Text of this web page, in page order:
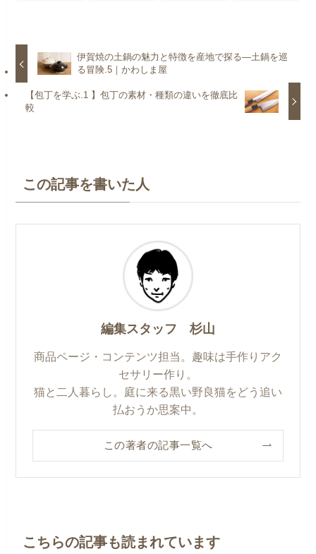
伊賀焼の土鍋の魅力と特徴を産地で探る—土鍋を巡
る冒険.5｜かわしま屋
【包丁を学ぶ.1 】包丁の素材・種類の違いを徹底比
較
この記事を書いた人
編集スタッフ 杉山
商品ページ・コンテンツ担当。趣味は手作りアク
セサリー作り。
猫と二人暮らし。庭に来る黒い野良猫をどう追い
払おうか思案中。
この著者の記事一覧へ
こちらの記事も読まれています